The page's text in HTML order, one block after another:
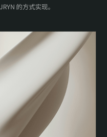
的方式实现。